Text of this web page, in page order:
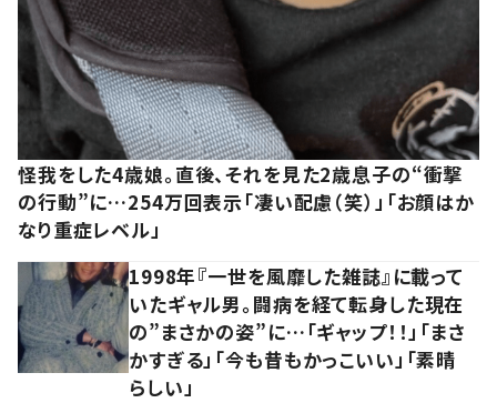
怪我をした4歳娘。直後、それを見た2歳息子の“衝撃
の行動”に…254万回表示「凄い配慮（笑）」「お顔はか
なり重症レベル」
1998年『一世を風靡した雑誌』に載って
いたギャル男。闘病を経て転身した現在
の”まさかの姿”に…「ギャップ！！」「まさ
かすぎる」「今も昔もかっこいい」「素晴
らしい」